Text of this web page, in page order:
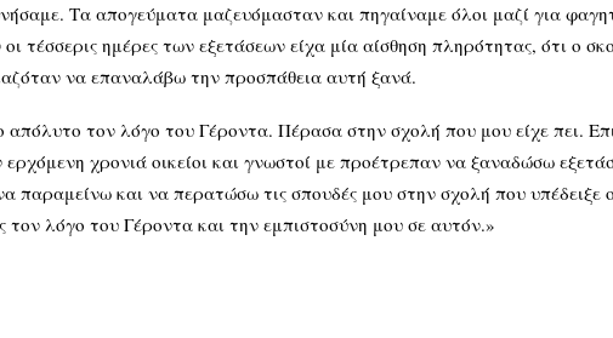
Τα απογεύματα μαζευόμασταν και πηγαίναμε όλοι μαζί για
τέσσερις ημέρες των εξετάσεων είχα μία αίσθηση πληρότητας, ότι ο
να επαναλάβω την προσπάθεια αυτή ξανά.
τον λόγο του Γέροντα. Πέρασα στην σχολή που μου είχε πει.
χρονιά οικείοι και γνωστοί με προέτρεπαν να ξαναδώσω
παραμείνω και να περατώσω τις σπουδές μου στην σχολή που
λόγο του Γέροντα και την εμπιστοσύνη μου σε αυτόν.»